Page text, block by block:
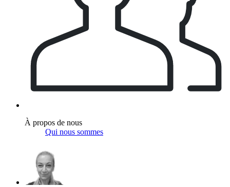
À propos de nous
Qui nous sommes